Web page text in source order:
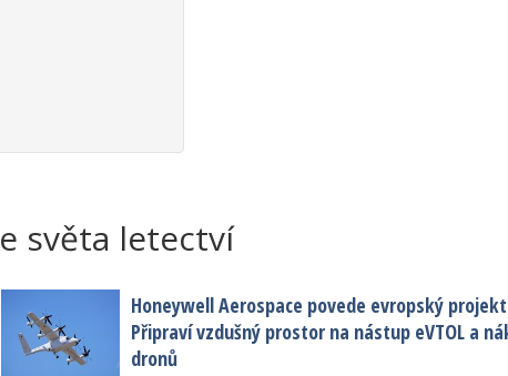
světa letectví
Honeywell Aerospace povede evropský projekt
Připraví vzdušný prostor na nástup eVTOL a
dronů